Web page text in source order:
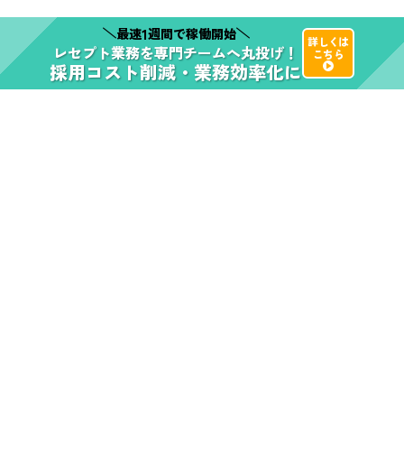
最速1週間で稼働開始
レセプト業務を専門チームへ丸投げ！
採用コスト削減・業務効率化に
詳しくは
こちら
play_arrow